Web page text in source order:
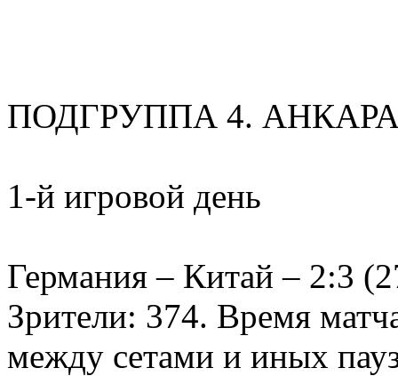
ПОДГРУППА 4.
1-й игровой день
Германия – Китай – 2:3
Зрители: 374. Время
между сетами и иных